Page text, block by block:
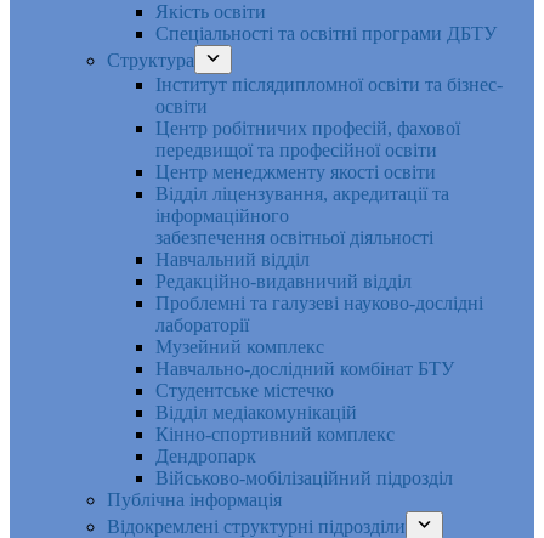
Якість освіти
Спеціальності та освітні програми ДБТУ
Структура
Інститут післядипломної освіти та бізнес-
освіти
Центр робітничих професій, фахової
передвищої та професійної освіти
Центр менеджменту якості освіти
Відділ ліцензування, акредитації та
інформаційного
забезпечення освітньої діяльності
Навчальний відділ
Редакційно-видавничий відділ
Проблемні та галузеві науково-дослідні
лабораторії
Музейний комплекс
Навчально-дослідний комбінат БТУ
Студентське містечко
Відділ медіакомунікацій
Кінно-спортивний комплекс
Дендропарк
Військово-мобілізаційний підрозділ
Публічна інформація
Відокремлені структурні підрозділи